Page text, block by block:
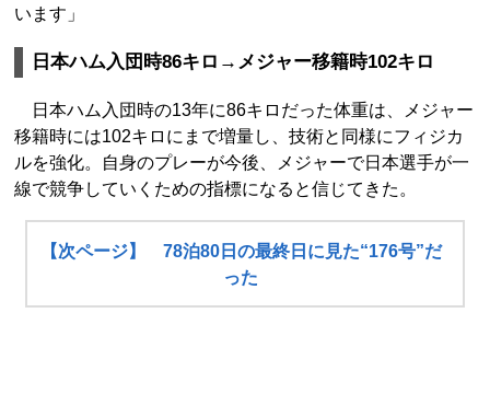
います」
日本ハム入団時86キロ→メジャー移籍時102キロ
日本ハム入団時の13年に86キロだった体重は、メジャー
移籍時には102キロにまで増量し、技術と同様にフィジカ
ルを強化。自身のプレーが今後、メジャーで日本選手が一
線で競争していくための指標になると信じてきた。
【次ページ】 78泊80日の最終日に見た“176号”だ
った